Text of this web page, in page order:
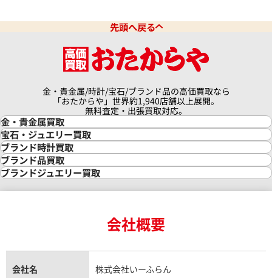
格
日時点の参考買取価格です
参考買取価格
※2026年3月27日時点の参考
イマー IW354805
格
IWC アクアタイマー
参考買取価格
先頭へ戻る
金・貴金属/時計/宝石/ブランド品の高価買取なら
「おたからや」世界約1,940店舗以上展開。
無料査定・出張買取対応。
金・貴金属買取
金買取
金の相場価格情報
金の参考買取価格一覧
インゴット買取
インゴットの相場価格情報
24金買取
金貨買取
貴金属買取
宝石・ジュエリー買取
宝石・ジュエリー買取
ダイヤモンド買取
ダイヤモンド・宝石の参考価格一覧
リング・結婚指輪買取
エメラルド買取
トパーズ買取
タンザナイト買取
ブランド時計買取
時計買取
ロレックス買取
ロレックス デイトナ買取
ロレックス サブマリーナー買取
ロレックス エクスプローラー買取
ロレックス デイトジャスト買取
パテック フィリップノーチラス買取
ブランド品買取
ブランド買取
シャネル マトラッセ買取
ブランドジュエリー買取
ヴァンクリーフ＆アーペル買取
ショーメ買取
会社概要
会社名 株式会社いーふらん